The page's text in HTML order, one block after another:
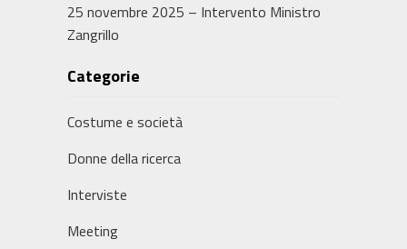
25 novembre 2025 – Intervento Ministro
Zangrillo
Categorie
Costume e società
Donne della ricerca
Interviste
Meeting